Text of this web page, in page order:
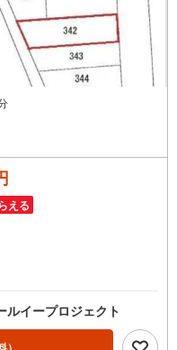
える
イープロジェクト